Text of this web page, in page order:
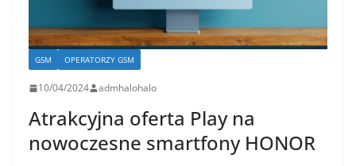
GSM OPERATORZY GSM
10/04/2024 admhalohalo
Atrakcyjna oferta Play na
nowoczesne smartfony HONOR